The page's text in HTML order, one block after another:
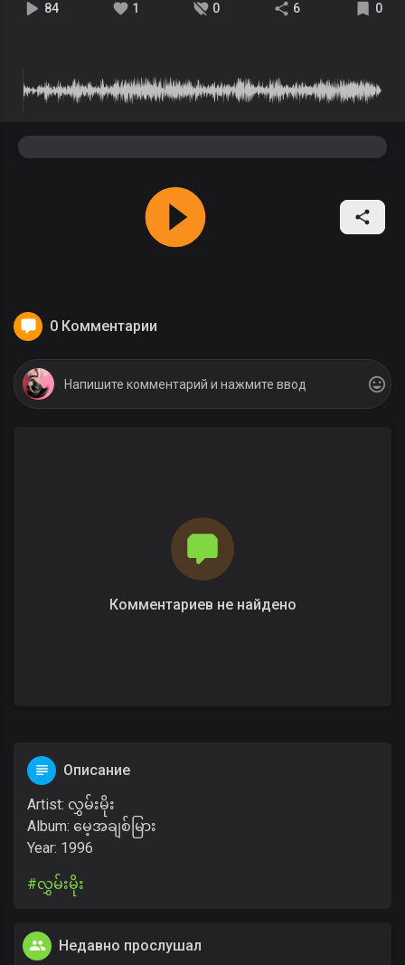
84 1 0 6 0
0 Комментарии
Комментариев не найдено
Описание
Artist: လွှမ်းမိုး
Album: မေ့အချစ်မြား
Year: 1996
#လွှမ်းမိုး
Недавно прослушал